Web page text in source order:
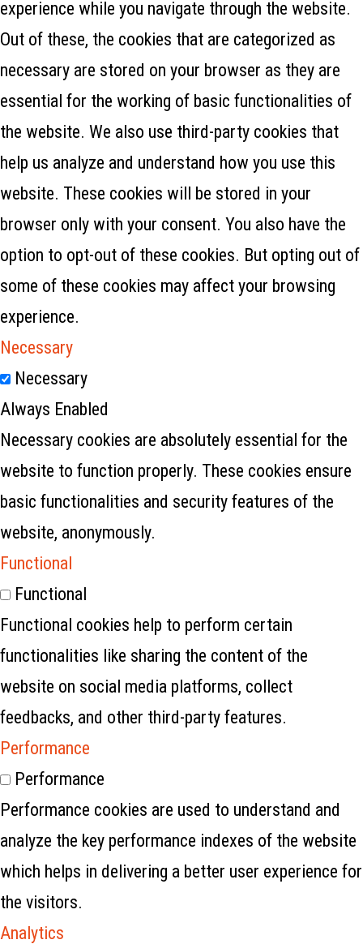
experience while you navigate through the website.
Out of these, the cookies that are categorized as
necessary are stored on your browser as they are
essential for the working of basic functionalities of
the website. We also use third-party cookies that
help us analyze and understand how you use this
website. These cookies will be stored in your
browser only with your consent. You also have the
option to opt-out of these cookies. But opting out of
some of these cookies may affect your browsing
experience.
Necessary
Necessary
Always Enabled
Necessary cookies are absolutely essential for the
website to function properly. These cookies ensure
basic functionalities and security features of the
website, anonymously.
Functional
Functional
Functional cookies help to perform certain
functionalities like sharing the content of the
website on social media platforms, collect
feedbacks, and other third-party features.
Performance
Performance
Performance cookies are used to understand and
analyze the key performance indexes of the website
which helps in delivering a better user experience for
the visitors.
Analytics